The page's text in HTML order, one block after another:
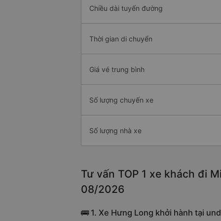
Chiều dài tuyến đường
Thời gian di chuyển
Giá vé trung bình
Số lượng chuyến xe
Số lượng nhà xe
Tư vấn TOP 1 xe khách đi
08/2026
🚌 1. Xe Hưng Long khởi hành tại